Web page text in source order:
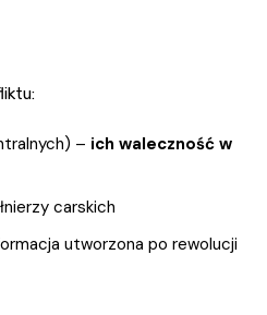
– ich waleczność w
carskich
utworzona po rewolucji